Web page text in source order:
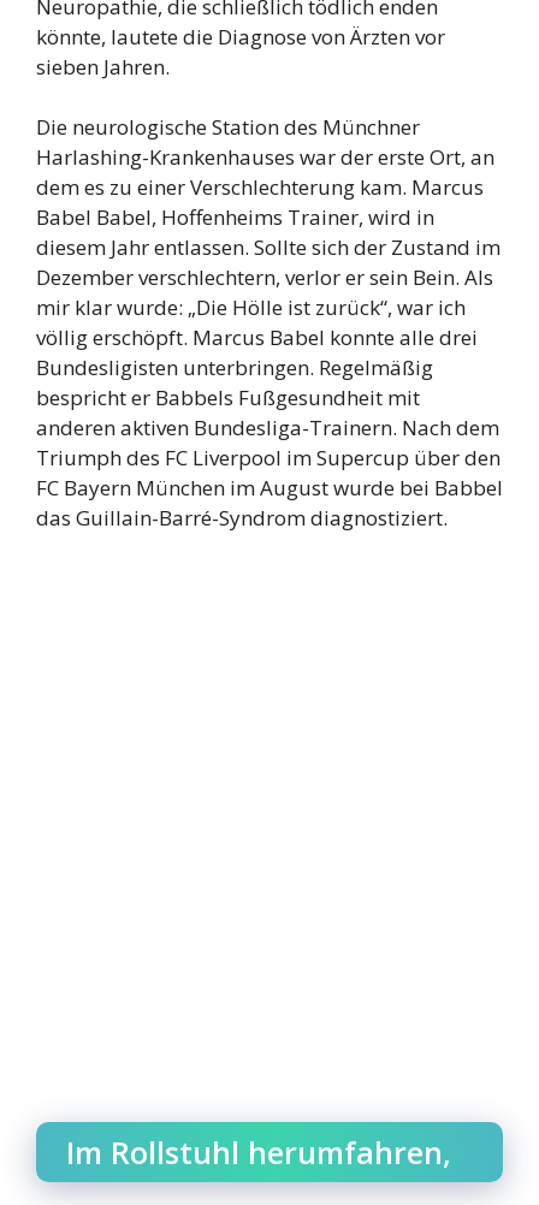
Neuropathie, die schließlich tödlich enden
könnte, lautete die Diagnose von Ärzten vor
sieben Jahren.
Die neurologische Station des Münchner
Harlashing-Krankenhauses war der erste Ort, an
dem es zu einer Verschlechterung kam. Marcus
Babel Babel, Hoffenheims Trainer, wird in
diesem Jahr entlassen. Sollte sich der Zustand im
Dezember verschlechtern, verlor er sein Bein. Als
mir klar wurde: „Die Hölle ist zurück“, war ich
völlig erschöpft. Marcus Babel konnte alle drei
Bundesligisten unterbringen. Regelmäßig
bespricht er Babbels Fußgesundheit mit
anderen aktiven Bundesliga-Trainern. Nach dem
Triumph des FC Liverpool im Supercup über den
FC Bayern München im August wurde bei Babbel
das Guillain-Barré-Syndrom diagnostiziert.
Im Rollstuhl herumfahren,